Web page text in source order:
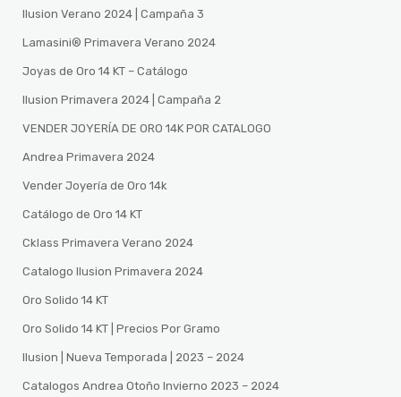
Ilusion Verano 2024 | Campaña 3
Lamasini®️ Primavera Verano 2024
Joyas de Oro 14 KT – Catálogo
Ilusion Primavera 2024 | Campaña 2
VENDER JOYERÍA DE ORO 14K POR CATALOGO
Andrea Primavera 2024
Vender Joyería de Oro 14k
Catálogo de Oro 14 KT
Cklass Primavera Verano 2024
Catalogo Ilusion Primavera 2024
Oro Solido 14 KT
Oro Solido 14 KT | Precios Por Gramo
Ilusion | Nueva Temporada | 2023 – 2024
Catalogos Andrea Otoño Invierno 2023 – 2024